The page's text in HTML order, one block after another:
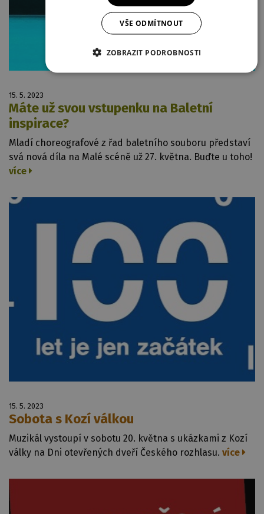
15. 5. 2023
Máte už svou vstupenku na Baletní
inspirace?
Mladí choreografové z řad baletního souboru představí
svá nová díla na Malé scéně už 27. května. Buďte u toho!
více
15. 5. 2023
Sobota s Kozí válkou
Muzikál vystoupí v sobotu 20. května s ukázkami z Kozí
války na Dni otevřených dveří Českého rozhlasu. více
VŠE ODMÍTNOUT
ZOBRAZIT PODROBNOSTI